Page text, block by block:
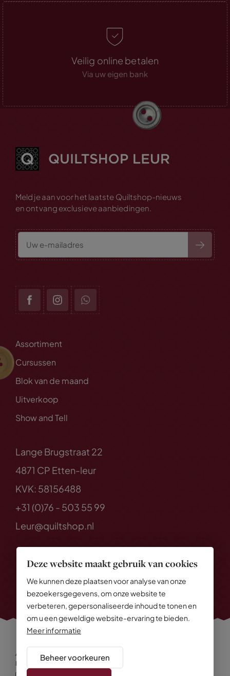
Deze website maakt gebruik van cookies
We kunnen deze plaatsen voor analyse van onze
bezoekersgegevens, om onze website te
verbeteren, gepersonaliseerde inhoud te tonen en
om u een geweldige website-ervaring te bieden.
Meer informatie
Beheer voorkeuren
Veilig online betalen
Via uw eigen bank
Meld je aan voor het laatste Quiltshop-nieuws
en ontvang exclusieve aanbiedingen.
Assortiment
Cursussen
Blok van de maand
Uitverkoop
Show and Tell
Lange Brugstraat 22
4871 CP Etten-leur
KVK: 58156488
+31 (0)76 - 503 55 99
Leur@quiltshop.nl
Alle rechten voorbehouden
Privacy Policy Algemene voorwaarden